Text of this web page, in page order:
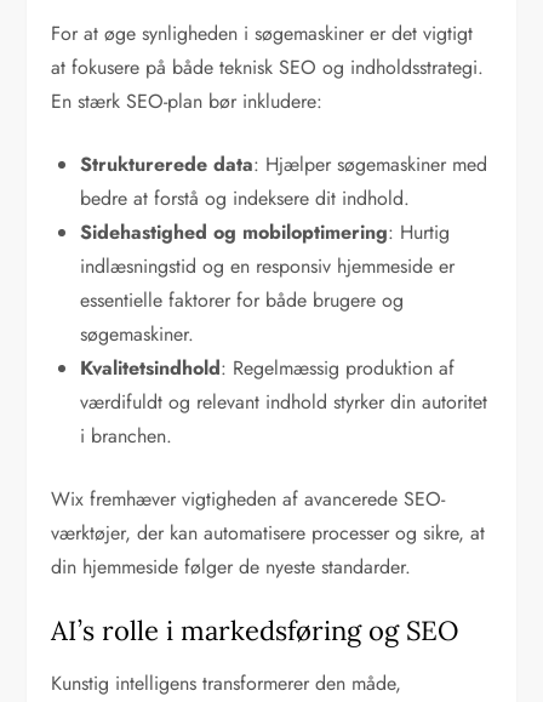
For at øge synligheden i søgemaskiner er det vigtigt
at fokusere på både teknisk SEO og indholdsstrategi.
En stærk SEO-plan bør inkludere:
Strukturerede data: Hjælper søgemaskiner med
bedre at forstå og indeksere dit indhold.
Sidehastighed og mobiloptimering: Hurtig
indlæsningstid og en responsiv hjemmeside er
essentielle faktorer for både brugere og
søgemaskiner.
Kvalitetsindhold: Regelmæssig produktion af
værdifuldt og relevant indhold styrker din autoritet
i branchen.
Wix fremhæver vigtigheden af avancerede SEO-
værktøjer, der kan automatisere processer og sikre, at
din hjemmeside følger de nyeste standarder.
AI’s rolle i markedsføring og SEO
Kunstig intelligens transformerer den måde,